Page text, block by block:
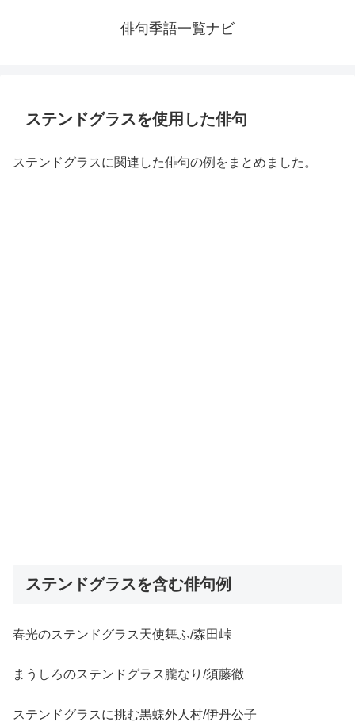
俳句季語一覧ナビ
ステンドグラスを使用した俳句
ステンドグラスに関連した俳句の例をまとめました。
ステンドグラスを含む俳句例
春光のステンドグラス天使舞ふ/森田峠
まうしろのステンドグラス朧なり/須藤徹
ステンドグラスに挑む黒蝶外人村/伊丹公子